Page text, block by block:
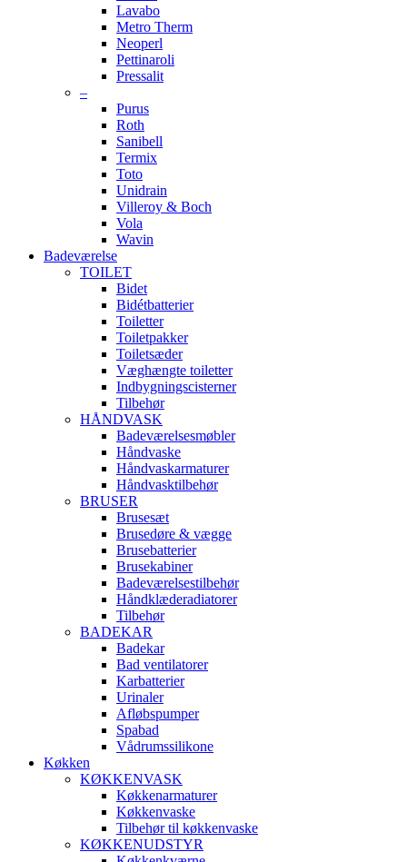
Lavabo
Metro Therm
Neoperl
Pettinaroli
Pressalit
–
Purus
Roth
Sanibell
Termix
Toto
Unidrain
Villeroy & Boch
Vola
Wavin
Badeværelse
TOILET
Bidet
Bidétbatterier
Toiletter
Toiletpakker
Toiletsæder
Væghængte toiletter
Indbygningscisterner
Tilbehør
HÅNDVASK
Badeværelsesmøbler
Håndvaske
Håndvaskarmaturer
Håndvasktilbehør
BRUSER
Brusesæt
Brusedøre & vægge
Brusebatterier
Brusekabiner
Badeværelsestilbehør
Håndklæderadiatorer
Tilbehør
BADEKAR
Badekar
Bad ventilatorer
Karbatterier
Urinaler
Afløbspumper
Spabad
Vådrumssilikone
Køkken
KØKKENVASK
Køkkenarmaturer
Køkkenvaske
Tilbehør til køkkenvaske
KØKKENUDSTYR